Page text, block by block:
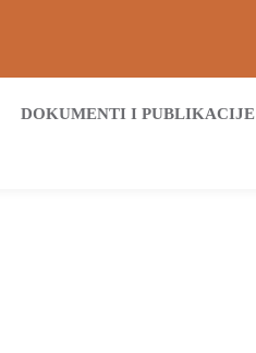
DOKUMENTI I PUBLIKACIJE